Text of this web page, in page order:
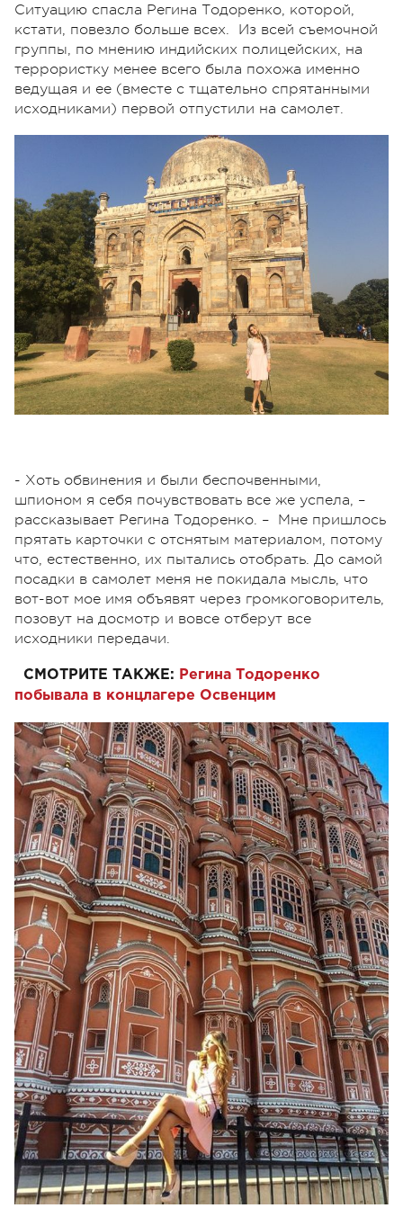
Ситуацию спасла Регина Тодоренко, которой,
кстати, повезло больше всех. Из всей съемочной
группы, по мнению индийских полицейских, на
террористку менее всего была похожа именно
ведущая и ее (вместе с тщательно спрятанными
исходниками) первой отпустили на самолет.
- Хоть обвинения и были беспочвенными,
шпионом я себя почувствовать все же успела, –
рассказывает Регина Тодоренко. – Мне пришлось
прятать карточки с отснятым материалом, потому
что, естественно, их пытались отобрать. До самой
посадки в самолет меня не покидала мысль, что
вот-вот мое имя объявят через громкоговоритель,
позовут на досмотр и вовсе отберут все
исходники передачи.
СМОТРИТЕ ТАКЖЕ: Регина Тодоренко
побывала в концлагере Освенцим